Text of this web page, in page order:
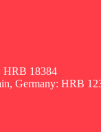
HRB 18384
Germany: HRB